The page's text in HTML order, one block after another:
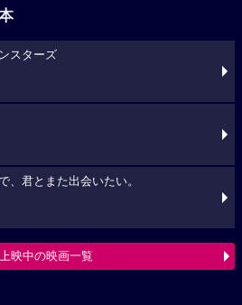
スターズ
、君とまた出会いたい。
映中の映画一覧